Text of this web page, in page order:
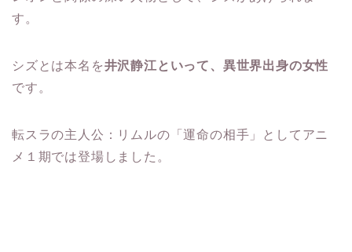
す。
シズとは本名を井沢静江といって、異世界出身の女性
です。
転スラの主人公：リムルの「運命の相手」としてアニ
メ１期では登場しました。